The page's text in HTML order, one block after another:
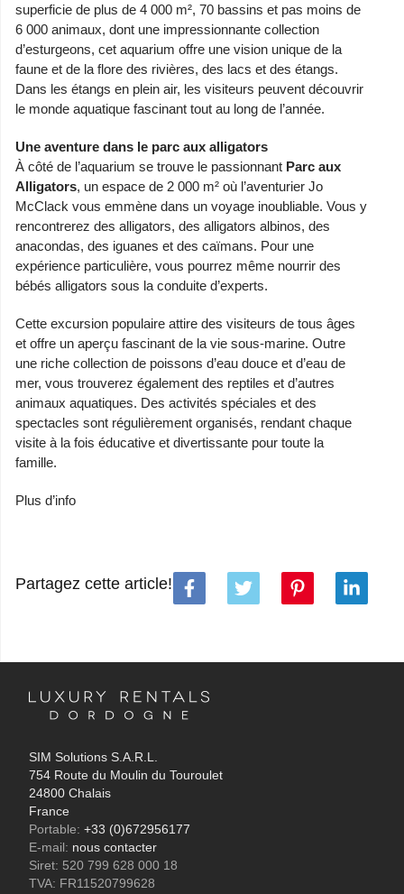
superficie de plus de 4 000 m², 70 bassins et pas moins de
6 000 animaux, dont une impressionnante collection
d’esturgeons, cet aquarium offre une vision unique de la
faune et de la flore des rivières, des lacs et des étangs.
Dans les étangs en plein air, les visiteurs peuvent découvrir
le monde aquatique fascinant tout au long de l’année.
Une aventure dans le parc aux alligators
À côté de l’aquarium se trouve le passionnant Parc aux
Alligators, un espace de 2 000 m² où l’aventurier Jo
McClack vous emmène dans un voyage inoubliable. Vous y
rencontrerez des alligators, des alligators albinos, des
anacondas, des iguanes et des caïmans. Pour une
expérience particulière, vous pourrez même nourrir des
bébés alligators sous la conduite d’experts.
Cette excursion populaire attire des visiteurs de tous âges
et offre un aperçu fascinant de la vie sous-marine. Outre
une riche collection de poissons d’eau douce et d’eau de
mer, vous trouverez également des reptiles et d’autres
animaux aquatiques. Des activités spéciales et des
spectacles sont régulièrement organisés, rendant chaque
visite à la fois éducative et divertissante pour toute la
famille.
Plus d’info
Partagez cette article!
SIM Solutions S.A.R.L.
754 Route du Moulin du Touroulet
24800 Chalais
France
Portable: +33 (0)672956177
E-mail: nous contacter
Siret: 520 799 628 000 18
TVA: FR11520799628